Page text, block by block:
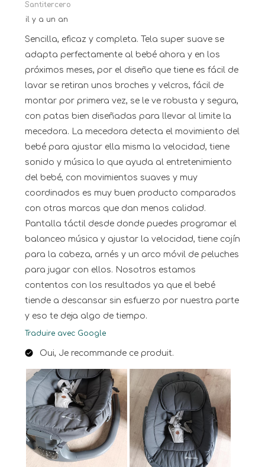
Santitercero
il y a un an
Sencilla, eficaz y completa. Tela super suave se
adapta perfectamente al bebé ahora y en los
próximos meses, por el diseño que tiene es fácil de
lavar se retiran unos broches y velcros, fácil de
montar por primera vez, se le ve robusta y segura,
con patas bien diseñadas para llevar al limite la
mecedora. La mecedora detecta el movimiento del
bebé para ajustar ella misma la velocidad, tiene
sonido y música lo que ayuda al entretenimiento
del bebé, con movimientos suaves y muy
coordinados es muy buen producto comparados
con otras marcas que dan menos calidad.
Pantalla táctil desde donde puedes programar el
balanceo música y ajustar la velocidad, tiene cojín
para la cabeza, arnés y un arco móvil de peluches
para jugar con ellos. Nosotros estamos
contentos con los resultados ya que el bebé
tiende a descansar sin esfuerzo por nuestra parte
y eso te deja algo de tiempo.
Traduire avec Google
Oui, Je recommande ce produit.